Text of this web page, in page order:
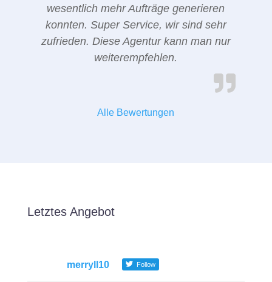
wesentlich mehr Aufträge generieren
konnten. Super Service, wir sind sehr
zufrieden. Diese Agentur kann man nur
weiterempfehlen.
Alle Bewertungen
Letztes Angebot
merryll10 Follow